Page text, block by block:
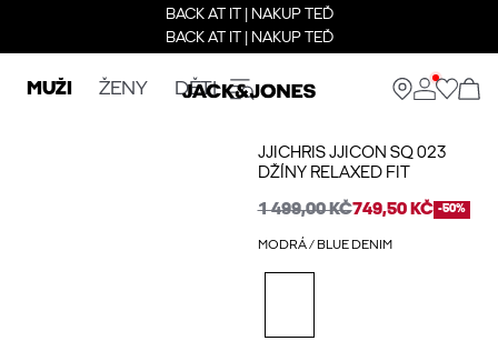
BACK AT IT | NAKUP TEĎ
BACK AT IT | NAKUP TEĎ
MUŽI ŽENY DĚTI
JJICHRIS JJICON SQ 023
DŽÍNY RELAXED FIT
1 499,00 KČ749,50 KČ -50%
MODRÁ / BLUE DENIM